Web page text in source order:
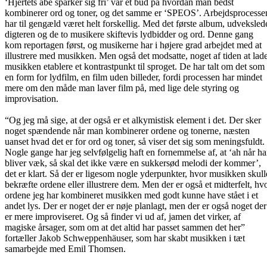
‘Hjertets abe sparker sig fri’ var et bud på hvordan man bedst
kombinerer ord og toner, og det samme er ‘SPEOS’.
har til gengæld været helt forskellig. Med det første album,
digteren og de to musikere skiftevis lydbidder og ord. Denne gang
kom reportagen først, og musikerne har i højere grad arbejdet med at
illustrere med musikken. Men også det modsatte, noget af tiden at
musikken etablere et kontrastpunkt til sproget. De har talt om det som
en form for lydfilm, en film uden billeder, fordi processen har mindet
mere om den måde man laver film på, med lige dele styring og
improvisation.
“Og jeg må sige, at der også er et alkymistisk element i det. Der sker
noget spændende når man kombinerer ordene og tonerne, næsten
uanset hvad det er for ord og toner, så viser det sig som meningsfuldt.
Nogle gange har jeg selvfølgelig haft en fornemmelse af, at ‘ah når
bliver væk, så skal det ikke være en sukkersød melodi der kommer’,
det er klart. Så der er ligesom nogle yderpunkter, hvor musikken
bekræfte ordene eller illustrere dem. Men der er også et midterfelt,
ordene jeg har kombineret musikken med godt kunne have stået i et
andet lys. Der er noget der er nøje planlagt, men der er også noget der
er mere improviseret. Og så finder vi ud af, jamen det virker, af
magiske årsager, som om at det altid har passet sammen det her”
fortæller Jakob Schweppenhäuser, som har skabt musikken i tæt
samarbejde med Emil Thomsen.